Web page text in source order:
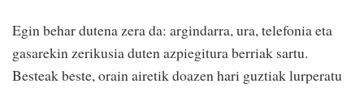
Egin behar dutena zera da: argindarra, ura, telefonia eta
gasarekin zerikusia duten azpiegitura berriak sartu.
Besteak beste, orain airetik doazen hari guztiak lurperatu